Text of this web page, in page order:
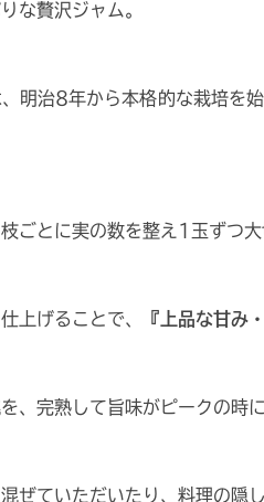
な贅沢ジャム。
明治8年から本格的な栽培を
ごとに実の数を整え1玉ずつ大
上げることで、 『上品な甘み
、完熟して旨味がピークの時
ぜていただいたり、料理の隠